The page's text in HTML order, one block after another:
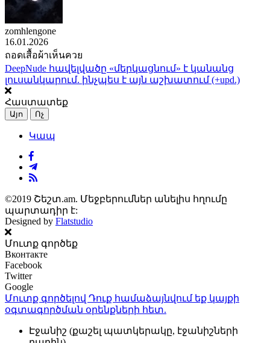
zomhlengone
16.01.2026
ถอดเสื้อผ้าเห็นควย
DeepNude հավելվածը «մերկացնում» է կանանց
լուսանկարում. ինչպես է այն աշխատում (+upd.)
Հաստատեք
Այո Ոչ
Կապ
©2019 Շեշտ.am. Մեջբերումներ անելիս հղումը
պարտադիր է:
Designed by Flatstudio
Մուտք գործեք
Вконтакте
Facebook
Twitter
Google
Մուտք գործելով Դուք համաձայնվում եք կայքի
օգտագործման օրենքների հետ.
Էջանիշ (քաշել պատկերակը, էջանիշների